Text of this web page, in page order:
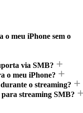
o meu iPhone sem o
via SMB?
o meu iPhone?
o streaming?
streaming SMB?